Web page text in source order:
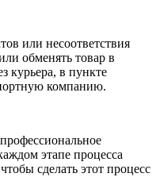
или несоответствия
обменять товар в
курьера, в пункте
компанию.
этапе процесса
сделать этот процесс